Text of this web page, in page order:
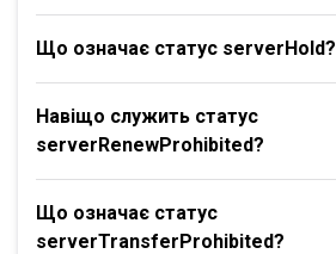
Що означає статус serverHold?
Навіщо служить статус
serverRenewProhibited?
Що означає статус
serverTransferProhibited?